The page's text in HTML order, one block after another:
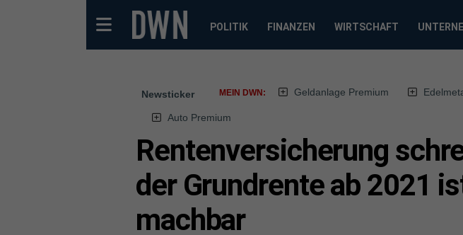
POLITIK FINANZEN WIRTSCHAFT
Newsticker MEIN DWN: Geldanlage Premium
Auto Premium
Rentenversicherung
der Grundrente ab 2021
machbar